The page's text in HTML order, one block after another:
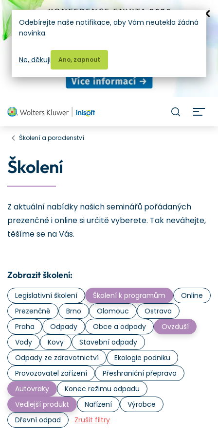
Školení a poradenství
Školení
Z aktuální nabídky našich seminářů pořádaných
prezenčně i online si určitě vyberete. Tak neváhejte,
těšíme se na Vás.
Zobrazit školení:
Legislativní školení Školení k programům
Online
Prezenčně
Brno Olomouc
Ostrava
Praha
Odpady Obce a odpady
Ovzduší
Vody
Kovy
Stavební odpady
Odpady ze zdravotnictví
Ekologie podniku
Provozovatel zařízení
Přeshraniční přeprava
Autovraky
Konec režimu odpadu
Vedlejší produkt
Nařízení
Výrobce
Dřevní odpad
Zrušit filtry
Odebírejte naše notifikace, aby Vám neutekla žádná
novinka.
Ano, zapnout
Ne, děkuji